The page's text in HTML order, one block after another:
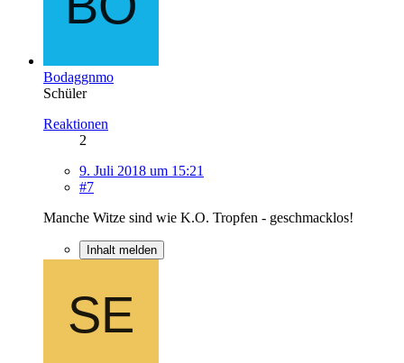
Bodaggnmo
Schüler
Reaktionen
2
9. Juli 2018 um 15:21
#7
Manche Witze sind wie K.O. Tropfen - geschmacklos!
Inhalt melden